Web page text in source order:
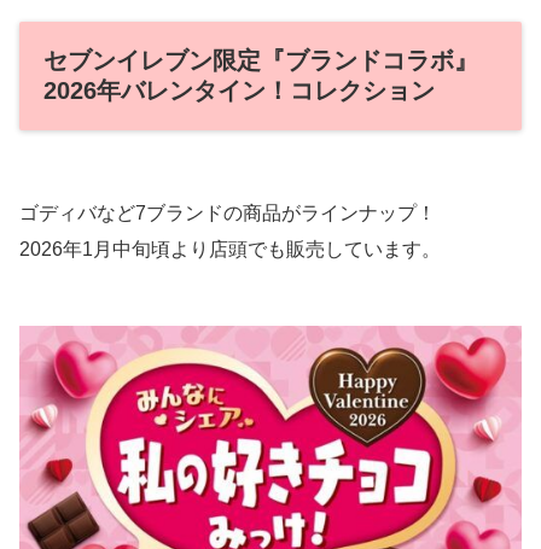
セブンイレブン限定『ブランドコラボ』
2026年バレンタイン！コレクション
ゴディバなど7ブランドの商品がラインナップ！
2026年1月中旬頃より店頭でも販売しています。